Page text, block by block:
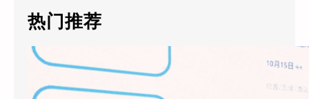
c
h
热门推荐